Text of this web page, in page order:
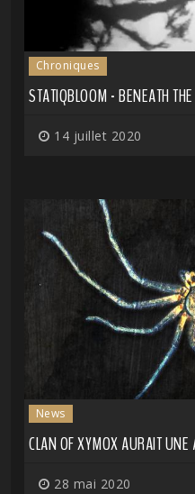
Chroniques
STATIQBLOOM - BENEATH
14 juillet 2020
News
CLAN OF XYMOX AURAIT
28 mai 2020